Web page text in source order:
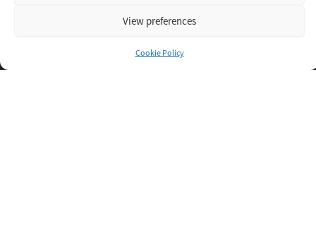
View preferences
Cookie Policy